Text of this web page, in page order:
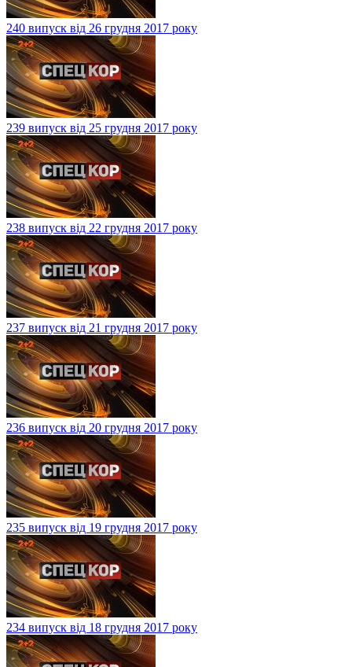
240 випуск від 26 грудня 2017 року
239 випуск від 25 грудня 2017 року
238 випуск від 22 грудня 2017 року
237 випуск від 21 грудня 2017 року
236 випуск від 20 грудня 2017 року
235 випуск від 19 грудня 2017 року
234 випуск від 18 грудня 2017 року